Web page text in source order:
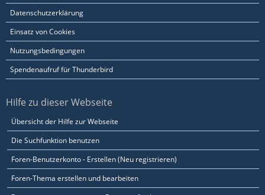
Datenschutzerklärung
Einsatz von Cookies
Nutzungsbedingungen
Spendenaufruf für Thunderbird
Hilfe zu dieser Webseite
Übersicht der Hilfe zur Webseite
Die Suchfunktion benutzen
Foren-Benutzerkonto - Erstellen (Neu registrieren)
Foren-Thema erstellen und bearbeiten